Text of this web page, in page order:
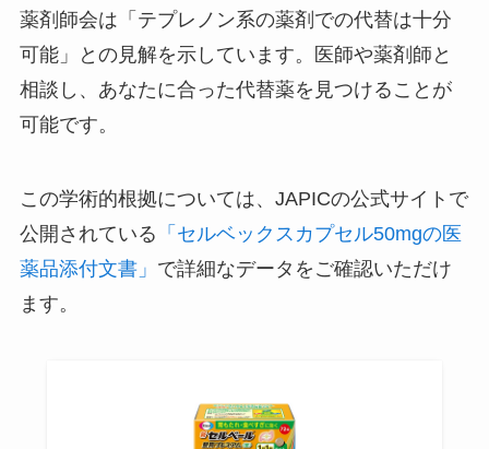
薬剤師会は「テプレノン系の薬剤での代替は十分
可能」との見解を示しています。医師や薬剤師と
相談し、あなたに合った代替薬を見つけることが
可能です。
この学術的根拠については、JAPICの公式サイトで
公開されている 「セルベックスカプセル50mgの医
薬品添付文書」 で詳細なデータをご確認いただけ
ます。